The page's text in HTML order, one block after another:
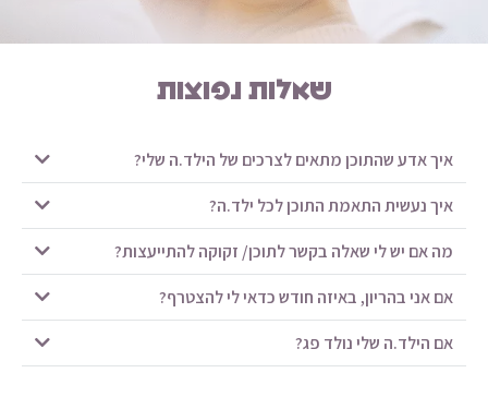
שאלות נפוצות
איך אדע שהתוכן מתאים לצרכים של הילד.ה שלי?
איך נעשית התאמת התוכן לכל ילד.ה?
מה אם יש לי שאלה בקשר לתוכן/ זקוקה להתייעצות?
אם אני בהריון, באיזה חודש כדאי לי להצטרף?
אם הילד.ה שלי נולד פג?